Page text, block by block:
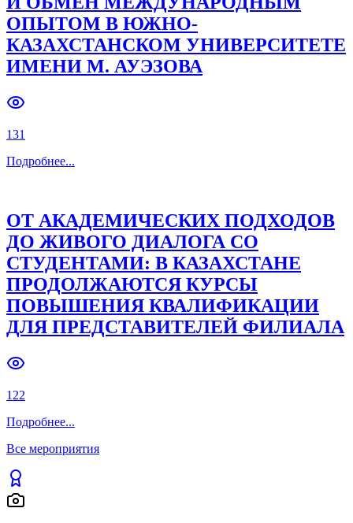
Previous slide Next slide
В ФИЛИАЛЕ СТАРТОВАЛ ДЕНЬ
ОТКРЫТЫХ ДВЕРЕЙ
178
Подробнее...